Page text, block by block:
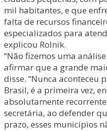
mil habitantes, e que
falta de recursos
especializados para
explicou Rolnik.
“Não fizemos uma
afirmar que a grande
disse. “Nunca aconteceu
Brasil, é a primeira vez,
absolutamente
secretária, ao defender
prazo, esses municípios